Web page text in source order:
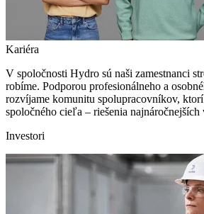
Kariéra
V spoločnosti Hydro sú naši zamestnanci
robíme. Podporou profesionálneho a
rozvíjame komunitu spolupracovníkov,
spoločného cieľa – riešenia
Investori